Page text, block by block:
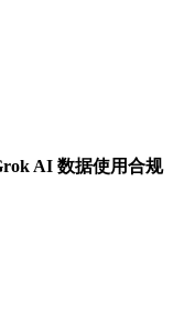
AI 数据使用合规